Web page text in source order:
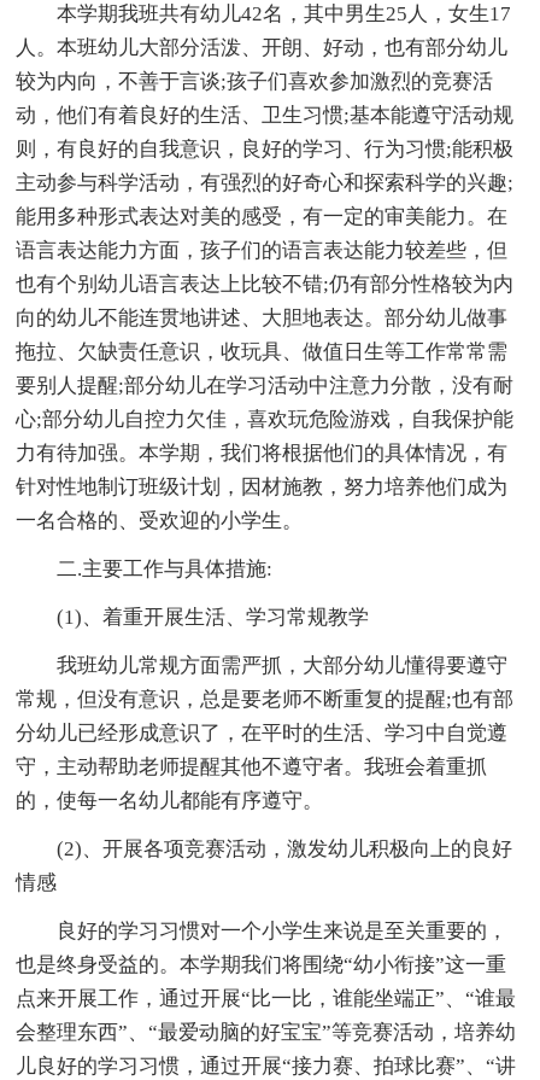
本学期我班共有幼儿42名，其中男生25人，女生17
人。本班幼儿大部分活泼、开朗、好动，也有部分幼儿
较为内向，不善于言谈;孩子们喜欢参加激烈的竞赛活
动，他们有着良好的生活、卫生习惯;基本能遵守活动规
则，有良好的自我意识，良好的学习、行为习惯;能积极
主动参与科学活动，有强烈的好奇心和探索科学的兴趣;
能用多种形式表达对美的感受，有一定的审美能力。在
语言表达能力方面，孩子们的语言表达能力较差些，但
也有个别幼儿语言表达上比较不错;仍有部分性格较为内
向的幼儿不能连贯地讲述、大胆地表达。部分幼儿做事
拖拉、欠缺责任意识，收玩具、做值日生等工作常常需
要别人提醒;部分幼儿在学习活动中注意力分散，没有耐
心;部分幼儿自控力欠佳，喜欢玩危险游戏，自我保护能
力有待加强。本学期，我们将根据他们的具体情况，有
针对性地制订班级计划，因材施教，努力培养他们成为
一名合格的、受欢迎的小学生。
二.主要工作与具体措施:
(1)、着重开展生活、学习常规教学
我班幼儿常规方面需严抓，大部分幼儿懂得要遵守
常规，但没有意识，总是要老师不断重复的提醒;也有部
分幼儿已经形成意识了，在平时的生活、学习中自觉遵
守，主动帮助老师提醒其他不遵守者。我班会着重抓
的，使每一名幼儿都能有序遵守。
(2)、开展各项竞赛活动，激发幼儿积极向上的良好
情感
良好的学习习惯对一个小学生来说是至关重要的，
也是终身受益的。本学期我们将围绕“幼小衔接”这一重
点来开展工作，通过开展“比一比，谁能坐端正”、“谁最
会整理东西”、“最爱动脑的好宝宝”等竞赛活动，培养幼
儿良好的学习习惯，通过开展“接力赛、拍球比赛”、“讲